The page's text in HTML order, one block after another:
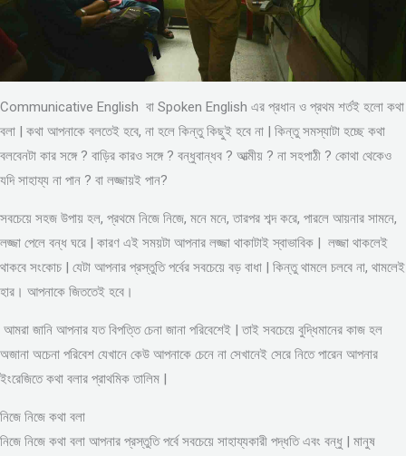
Communicative English বা Spoken English এর প্রধান ও প্রথম শর্তই হলো কথা
বলা | কথা আপনাকে বলতেই হবে, না হলে কিন্তু কিছুই হবে না | কিন্তু সমস্যাটা হচ্ছে কথা
বলবেনটা কার সঙ্গে ? বাড়ির কারও সঙ্গে ? বন্ধুবান্ধব ? আত্মীয় ? না সহপাঠী ? কোথা থেকেও
যদি সাহায্য না পান ? বা লজ্জায়ই পান?
সবচেয়ে সহজ উপায় হল, প্রথমে নিজে নিজে, মনে মনে, তারপর শব্দ করে, পারলে আয়নার সামনে,
লজ্জা পেলে বন্ধ ঘরে | কারণ এই সময়টা আপনার লজ্জা থাকাটাই স্বাভাবিক | লজ্জা থাকলেই
থাকবে সংকোচ | যেটা আপনার প্রস্তুতি পর্বের সবচেয়ে বড় বাধা | কিন্তু থামলে চলবে না, থামলেই
হার। আপনাকে জিততেই হবে।
আমরা জানি আপনার যত বিপত্তি চেনা জানা পরিবেশেই | তাই সবচেয়ে বুদ্ধিমানের কাজ হল
অজানা অচেনা পরিবেশ যেখানে কেউ আপনাকে চেনে না সেখানেই সেরে নিতে পারেন আপনার
ইংরেজিতে কথা বলার প্রাথমিক তালিম |
নিজে নিজে কথা বলা
নিজে নিজে কথা বলা আপনার প্রস্তুতি পর্বে সবচেয়ে সাহায্যকারী পদ্ধতি এবং বন্ধু | মানুষ